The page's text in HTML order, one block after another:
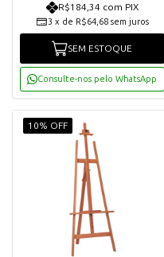
R$184,34 com PIX
3 x de R$64,68 sem juros
SEM ESTOQUE
Consulte-nos pelo WhatsApp
10% OFF